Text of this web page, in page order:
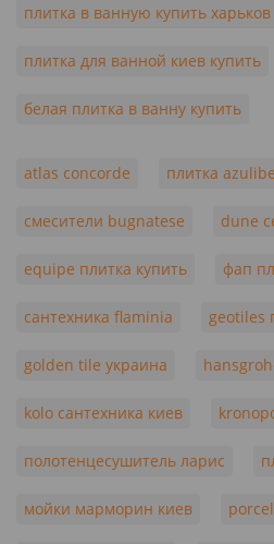
плитка в ванную купить харьков
плитка для ванной киев купить
белая плитка в ванну купить
atlas concorde плитка
смесители bugnatese dune
equipe плитка купить фап
сантехника flaminia geotiles
golden tile украина
kolo сантехника киев
полотенцесушитель ларис
мойки марморин киев